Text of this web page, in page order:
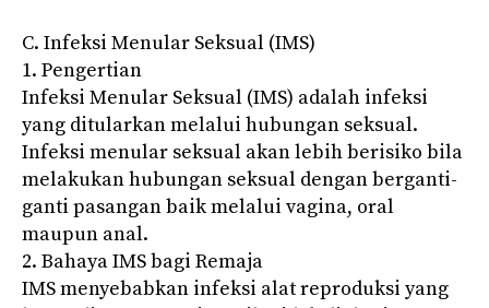
C. Infeksi Menular Seksual (IMS)
1. Pengertian
Infeksi Menular Seksual (IMS) adalah infeksi
yang ditularkan melalui hubungan seksual.
Infeksi menular seksual akan lebih berisiko bila
melakukan hubungan seksual dengan berganti-
ganti pasangan baik melalui vagina, oral
maupun anal.
2. Bahaya IMS bagi Remaja
IMS menyebabkan infeksi alat reproduksi yang